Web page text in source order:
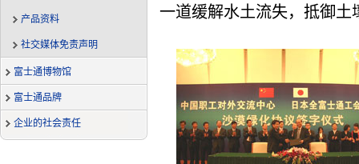
产品资料
社交媒体免责声明
富士通博物馆
富士通品牌
企业的社会责任
一道缓解水土流失，抵御土